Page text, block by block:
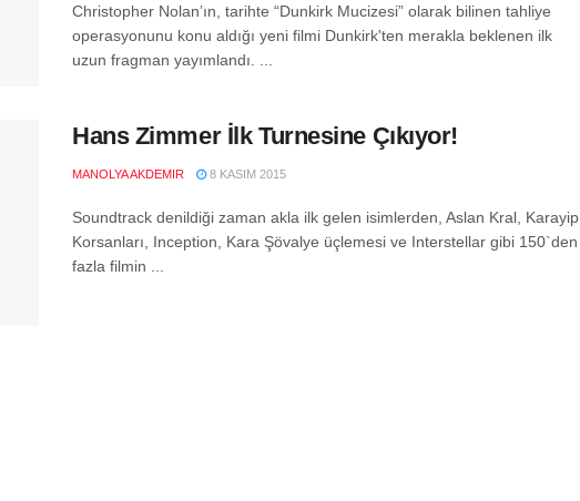
Christopher Nolan’ın, tarihte “Dunkirk Mucizesi” olarak bilinen tahliye
operasyonunu konu aldığı yeni filmi Dunkirk'ten merakla beklenen ilk
uzun fragman yayımlandı. ...
Hans Zimmer İlk Turnesine Çıkıyor!
MANOLYA AKDEMIR 8 KASIM 2015
Soundtrack denildiği zaman akla ilk gelen isimlerden, Aslan Kral, Karayip
Korsanları, Inception, Kara Şövalye üçlemesi ve Interstellar gibi 150`den
fazla filmin ...